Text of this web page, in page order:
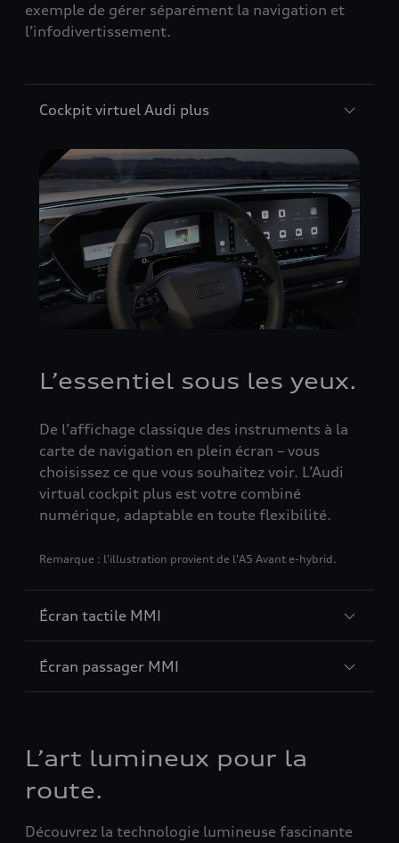
exemple de gérer séparément la navigation et
l’infodivertissement.
Cockpit virtuel Audi plus
L’essentiel sous les yeux.
De l’affichage classique des instruments à la
carte de navigation en plein écran – vous
choisissez ce que vous souhaitez voir. L’Audi
virtual cockpit plus est votre combiné
numérique, adaptable en toute flexibilité.
Remarque : l'illustration provient de l'A5 Avant e-hybrid.
Écran tactile MMI
Écran passager MMI
L’art lumineux pour la
route.
Découvrez la technologie lumineuse fascinante